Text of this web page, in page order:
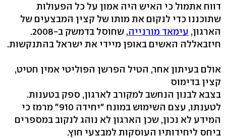
דווח אתמול כי האיש היה אמון על כל הפעולות
שתוכננו כדי לנקום את מותו של קצין המבצעים של
הארגון, עימאד מורנייה
, שחוסל בדמשק ב-2008.
חיזבאללה האשים באופן מיידי את ישראל בהתנקשות.
אולם בעיתון אחר, הטיל הפרשן הפוליטי אמין חטיט,
קצין בדימוס
בצבא לבנון הנחשב למקורב לארגון, ספק בטענות.
לטענתו, עצם השימוש במונח "יחידה 910" מרמז כי
המידע לא נכון, שכן הארגון לא נוהג לנקוב במספרים
ביחס ליחידותיו העוסקות למבצעי חוץ.